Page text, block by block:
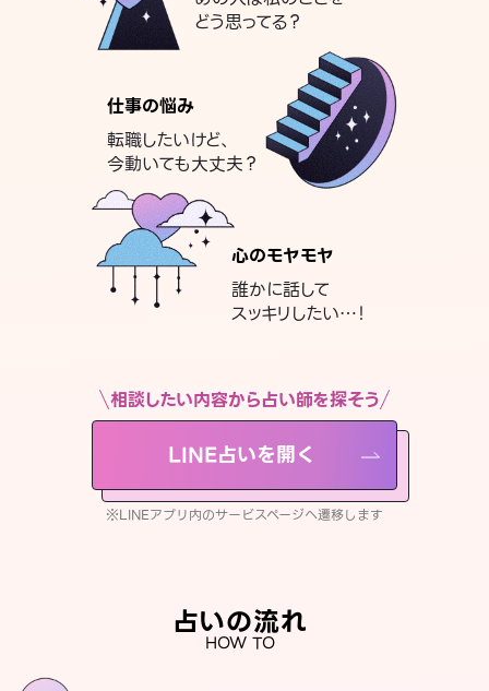
どう思ってる？
仕事の悩み
転職したいけど、
今動いても大丈夫？
心のモヤモヤ
誰かに話して
スッキリしたい…！
相談したい内容から占い師を探そう
LINE占いを開く
※LINEアプリ内のサービスページへ遷移します
占いの流れ
HOW TO